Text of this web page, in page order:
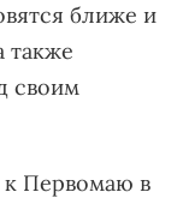
ближе и
также
своим
к Первомаю в